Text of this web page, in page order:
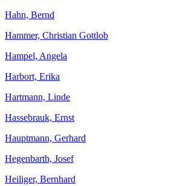
Hahn, Bernd
Hammer, Christian Gottlob
Hampel, Angela
Harbort, Erika
Hartmann, Linde
Hassebrauk, Ernst
Hauptmann, Gerhard
Hegenbarth, Josef
Heiliger, Bernhard